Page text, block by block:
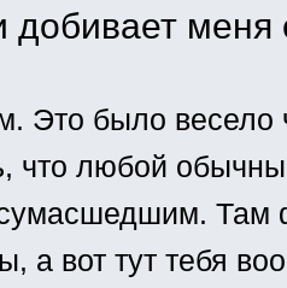
добивает
Это было весело
что любой
Там
а вот тут тебя